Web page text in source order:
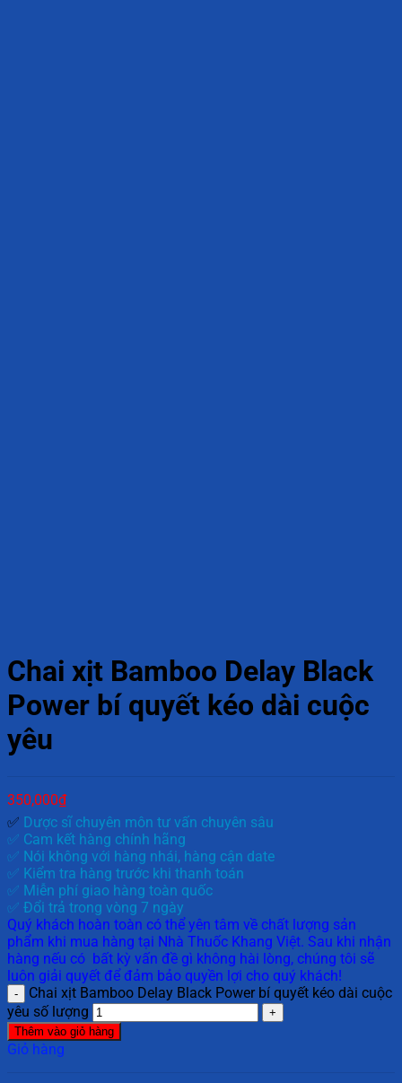
Chai xịt Bamboo Delay Black
Power bí quyết kéo dài cuộc
yêu
350,000₫
✅ Dược sĩ chuyên môn tư vấn chuyên sâu
✅ Cam kết hàng chính hãng
✅ Nói không với hàng nhái, hàng cận date
✅ Kiểm tra hàng trước khi thanh toán
✅ Miễn phí giao hàng toàn quốc
✅ Đổi trả trong vòng 7 ngày
Quý khách hoàn toàn có thể yên tâm về chất lượng sản
phẩm khi mua hàng tại Nhà Thuốc Khang Việt. Sau khi nhận
hàng nếu có bất kỳ vấn đề gì không hài lòng, chúng tôi sẽ
luôn giải quyết để đảm bảo quyền lợi cho quý khách!
Chai xịt Bamboo Delay Black Power bí quyết kéo dài cuộc
yêu số lượng
Thêm vào giỏ hàng
Giỏ hàng